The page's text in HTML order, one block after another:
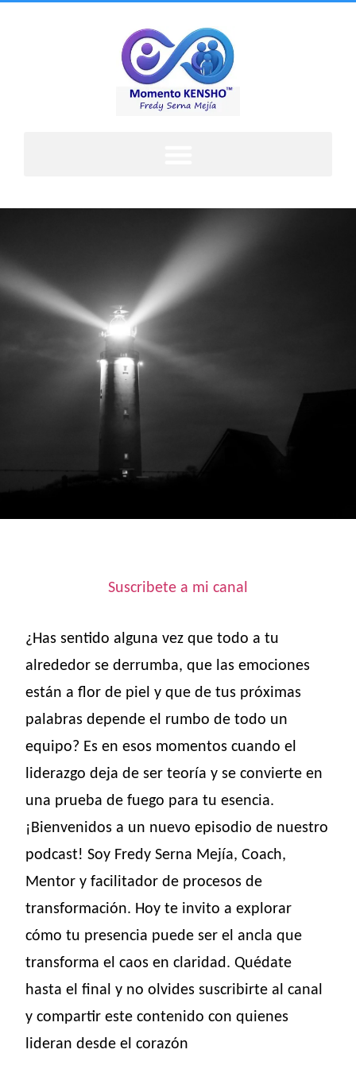
Suscribete a mi canal
¿Has sentido alguna vez que todo a tu
alrededor se derrumba, que las emociones
están a flor de piel y que de tus próximas
palabras depende el rumbo de todo un
equipo? Es en esos momentos cuando el
liderazgo deja de ser teoría y se convierte en
una prueba de fuego para tu esencia.
¡Bienvenidos a un nuevo episodio de nuestro
podcast! Soy Fredy Serna Mejía, Coach,
Mentor y facilitador de procesos de
transformación. Hoy te invito a explorar
cómo tu presencia puede ser el ancla que
transforma el caos en claridad. Quédate
hasta el final y no olvides suscribirte al canal
y compartir este contenido con quienes
lideran desde el corazón